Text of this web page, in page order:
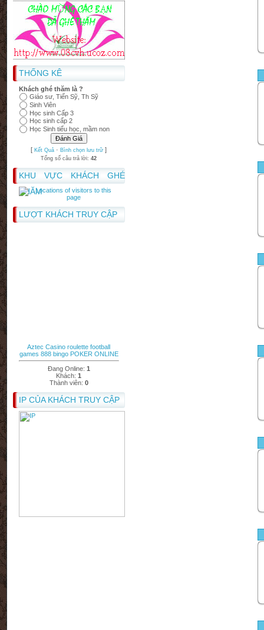
THỐNG KÊ
Khách ghé thăm là ?
Giáo sư, Tiến Sỹ, Th Sỹ
Sinh Viên
Học sinh Cấp 3
Học sinh cấp 2
Học Sinh tiểu học, mầm non
[Kết Quả ·Bình chọn lưu trữ ]
Tổng số câu trả lời:42
KHU VỰC KHÁCH GHÉ
THĂM
LƯỢT KHÁCH TRUY CẬP
Aztec Casino roulette football
games 888 bingo POKER ONLINE
Đang Online: 1
Khách:1
Thành viên: 0
IP CỦA KHÁCH TRUY CẬP